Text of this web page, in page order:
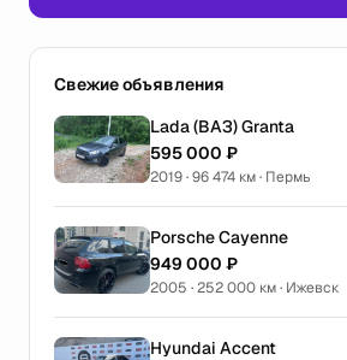
Свежие объявления
Lada (ВАЗ) Granta
595 000 ₽
2019 · 96 474 км · Пермь
Porsche Cayenne
949 000 ₽
2005 · 252 000 км · Ижевск
Hyundai Accent